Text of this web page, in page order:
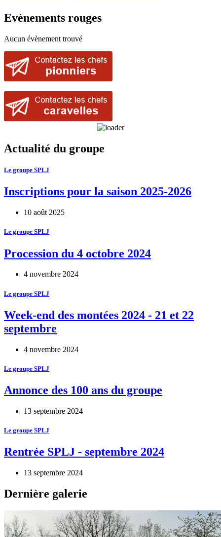
Evènements rouges
Aucun évènement trouvé
Actualité du groupe
Le groupe SPLJ
Inscriptions pour la saison 2025-2026
10 août 2025
Le groupe SPLJ
Procession du 4 octobre 2024
4 novembre 2024
Le groupe SPLJ
Week-end des montées 2024 - 21 et 22
septembre
4 novembre 2024
Le groupe SPLJ
Annonce des 100 ans du groupe
13 septembre 2024
Le groupe SPLJ
Rentrée SPLJ - septembre 2024
13 septembre 2024
Dernière galerie